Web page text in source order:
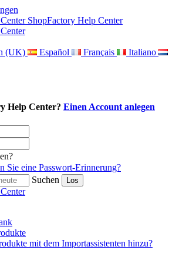
ShopFactory Help Center
(UK) Español Français
Italiano
Help Center? Einen Account anlegen
Sie eine Passwort-Erinnerung?
Suchen
mit dem Importassistenten hinzu?